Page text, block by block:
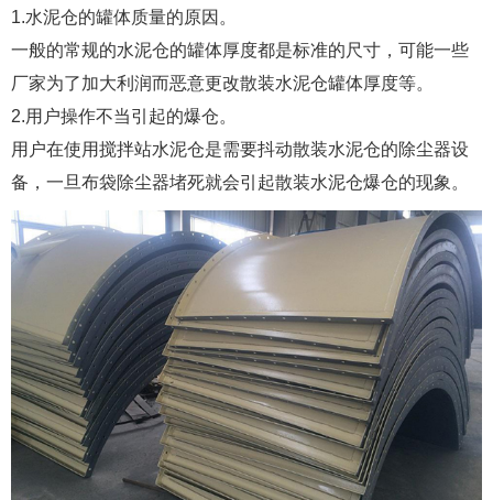
1.水泥仓的罐体质量的原因。
一般的常规的水泥仓的罐体厚度都是标准的尺寸，可能一些
厂家为了加大利润而恶意更改散装水泥仓罐体厚度等。
2.用户操作不当引起的爆仓。
用户在使用搅拌站水泥仓是需要抖动散装水泥仓的除尘器设
备，一旦布袋除尘器堵死就会引起散装水泥仓爆仓的现象。